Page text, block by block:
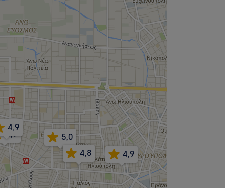
5,0
4,8 4,9
4,9
4,9